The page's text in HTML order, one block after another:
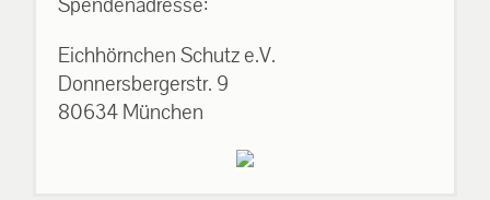
Eichhörnchen Schutz e.V.
Donnersbergerstr. 9
80634 München